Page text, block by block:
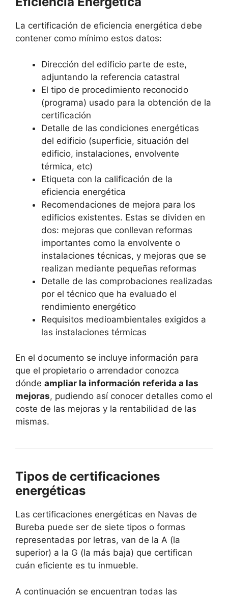
La certificación de eficiencia energética debe
contener como mínimo estos datos:
Dirección del edificio parte de este,
adjuntando la referencia catastral
El tipo de procedimiento reconocido
(programa) usado para la obtención de la
certificación
Detalle de las condiciones energéticas
del edificio (superficie, situación del
edificio, instalaciones, envolvente
térmica, etc)
Etiqueta con la calificación de la
eficiencia energética
Recomendaciones de mejora para los
edificios existentes. Estas se dividen en
dos: mejoras que conllevan reformas
importantes como la envolvente o
instalaciones técnicas, y mejoras que se
realizan mediante pequeñas reformas
Detalle de las comprobaciones realizadas
por el técnico que ha evaluado el
rendimiento energético
Requisitos medioambientales exigidos a
las instalaciones térmicas
En el documento se incluye información para
que el propietario o arrendador conozca
dónde ampliar la información referida a las
mejoras, pudiendo así conocer detalles como el
coste de las mejoras y la rentabilidad de las
mismas.
Tipos de certificaciones
energéticas
Las certificaciones energéticas en Navas de
Bureba puede ser de siete tipos o formas
representadas por letras, van de la A (la
superior) a la G (la más baja) que certifican
cuán eficiente es tu inmueble.
A continuación se encuentran todas las